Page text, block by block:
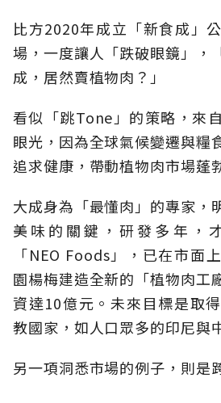
比方2020年成立「新食成」
場，一度讓人「跌破眼鏡」，
成，居然賣植物肉？」
看似「跳Tone」的策略，來
眼光，因為全球氣候變遷與糧
追求健康，帶動植物肉市場蓬
大成身為「最懂肉」的專家，
美味的關鍵，研發多年，
「NEO Foods」，已在市面
園楊梅建造全新的「植物肉工
資達10億元。未來目標是取
教國家，如人口眾多的印尼與
另一項洞悉市場的例子，則是